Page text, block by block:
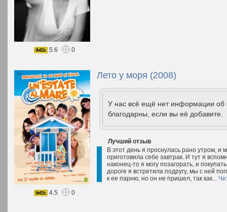
5.6 0
Лето у моря (2008)
У нас всё ещё нет информации
благодарны, если вы её добавите.
Лучший отзыв
В этот день я проснулась рано утром, и
приготовила себе завтрак. И тут я
наконец-то я могу позагорать, и
дороге я встретила подругу, мы с ней
к ее парню, но он не пришел, так как...
4.5
0